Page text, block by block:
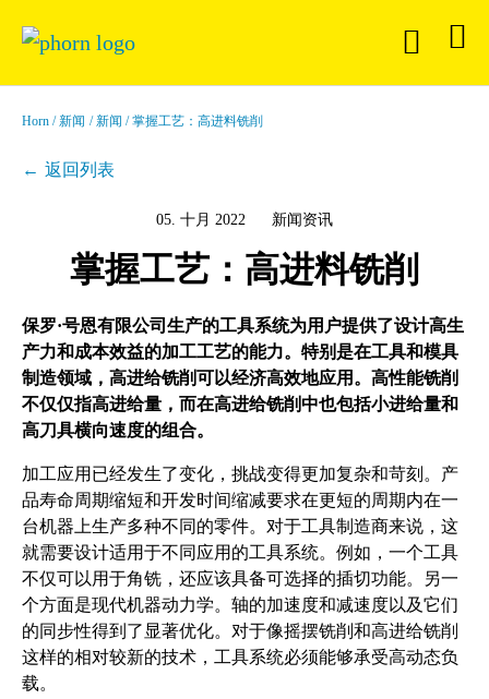
Horn 新闻 新闻 掌握工艺：高进料铣削
返回列表
05. 十月 2022 新闻资讯
掌握工艺：高进料铣削
保罗·号恩有限公司生产的工具系统为用户提供了设计高生
产力和成本效益的加工工艺的能力。特别是在工具和模具
制造领域，高进给铣削可以经济高效地应用。高性能铣削
不仅仅指高进给量，而在高进给铣削中也包括小进给量和
高刀具横向速度的组合。
加工应用已经发生了变化，挑战变得更加复杂和苛刻。产
品寿命周期缩短和开发时间缩减要求在更短的周期内在一
台机器上生产多种不同的零件。对于工具制造商来说，这
就需要设计适用于不同应用的工具系统。例如，一个工具
不仅可以用于角铣，还应该具备可选择的插切功能。另一
个方面是现代机器动力学。轴的加速度和减速度以及它们
的同步性得到了显著优化。对于像摇摆铣削和高进给铣削
这样的相对较新的技术，工具系统必须能够承受高动态负
载。